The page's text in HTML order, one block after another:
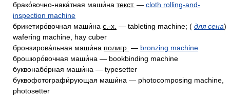
брако́вочно-нака́тная маши́на текст. — cloth rolling-and-
inspection machine
брикетиро́вочная маши́на с.-х. — tableting machine; ( для сена)
wafering machine, hay cuber
бронзирова́льная маши́на полигр. — bronzing machine
брошюро́вочная маши́на — bookbinding machine
буквонабо́рная маши́на — typesetter
буквофотографи́рующая маши́на — photocomposing machine,
photosetter